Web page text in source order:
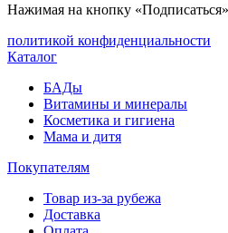
Нажимая на кнопку
политикой конфиденциальности
Каталог
БАДы
Витамины и минералы
Косметика и гигиена
Мама и дитя
Покупателям
Товар из-за рубежа
Доставка